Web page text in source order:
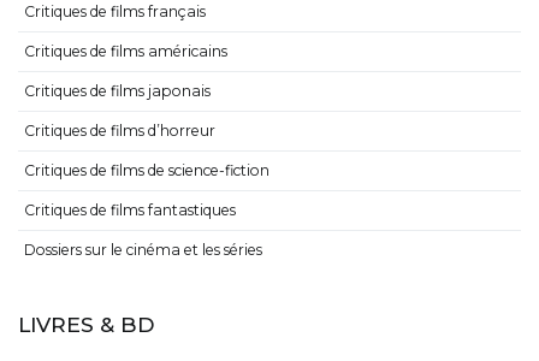
Critiques de films français
Critiques de films américains
Critiques de films japonais
Critiques de films d’horreur
Critiques de films de science-fiction
Critiques de films fantastiques
Dossiers sur le cinéma et les séries
LIVRES & BD